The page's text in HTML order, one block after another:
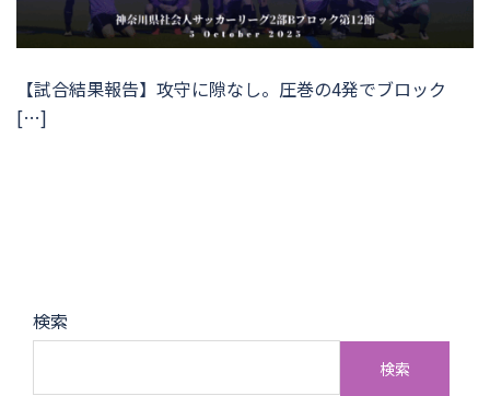
【試合結果報告】攻守に隙なし。圧巻の4発でブロック
[…]
検索
検索